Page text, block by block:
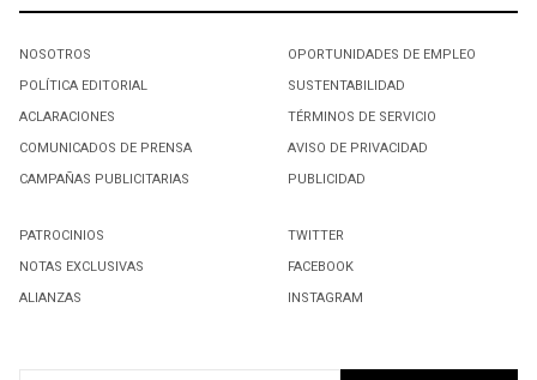
NOSOTROS
POLÍTICA EDITORIAL
ACLARACIONES
COMUNICADOS DE PRENSA
CAMPAÑAS PUBLICITARIAS
OPORTUNIDADES DE EMPLEO
SUSTENTABILIDAD
TÉRMINOS DE SERVICIO
AVISO DE PRIVACIDAD
PUBLICIDAD
PATROCINIOS
NOTAS EXCLUSIVAS
ALIANZAS
TWITTER
FACEBOOK
INSTAGRAM